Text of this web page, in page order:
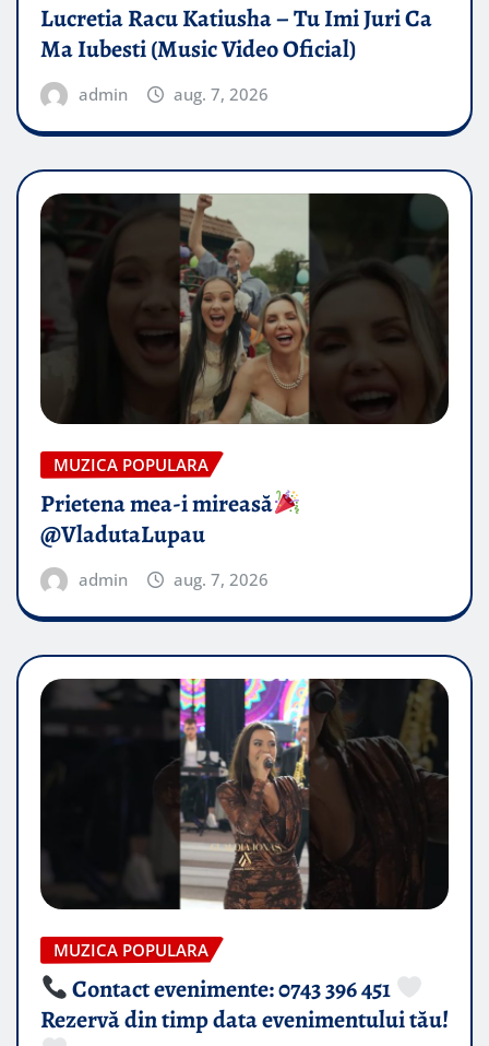
Lucretia Racu Katiusha – Tu Imi Juri Ca
Ma Iubesti (Music Video Oficial)
admin aug. 7, 2026
MUZICA POPULARA
Prietena mea-i mireasă​
@VladutaLupau
admin aug. 7, 2026
MUZICA POPULARA
Contact evenimente: 0743 396 451
Rezervă din timp data evenimentului tău!